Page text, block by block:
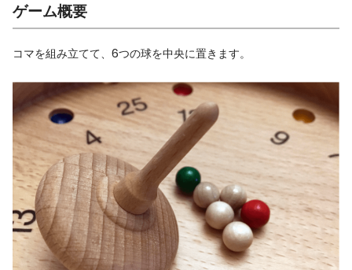
ゲーム概要
コマを組み立てて、6つの球を中央に置きます。